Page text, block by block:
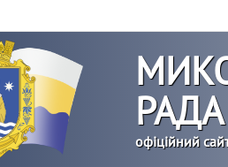
РАДА
офіційний